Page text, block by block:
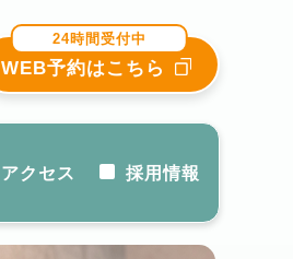
24時間受付中
WEB予約はこちら
アクセス 採用情報